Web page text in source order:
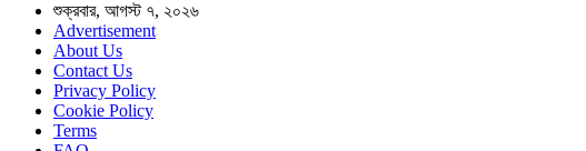
শুক্রবার, আগস্ট ৭, ২০২৬
Advertisement
About Us
Contact Us
Privacy Policy
Cookie Policy
Terms